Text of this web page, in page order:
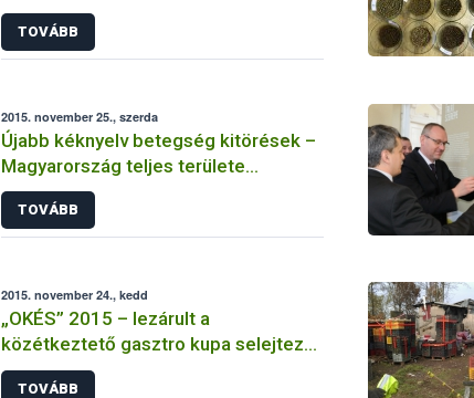
TOVÁBB
2015. november 25., szerda
Újabb kéknyelv betegség kitörések –
Magyarország teljes területe
védőkörzetté vált
TOVÁBB
2015. november 24., kedd
„OKÉS” 2015 – lezárult a
közétkeztető gasztro kupa selejtező
és elődöntő szakasza
TOVÁBB